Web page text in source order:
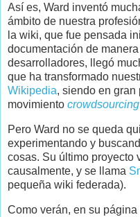
Así es, Ward inventó
ámbito de nuestra
la wiki, que fue pensada
documentación de
desarrolladores, llegó
que ha transformado
Wikipedia, siendo en gran
movimiento crowdsourcing
Pero Ward no se queda
experimentando y
cosas. Su último proyecto
causalmente, y se llama
pequeña wiki federada).
Como verán, en su